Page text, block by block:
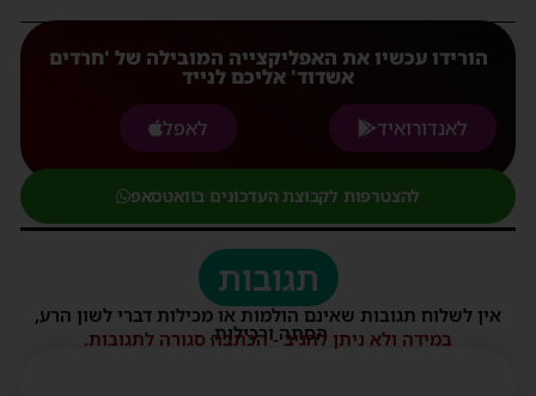
הורידו עכשיו את האפליקצייה המובילה של 'חרדים
אשדוד' אליכם לנייד
לאנדורואיד
לאפל
להצטרפות לקבוצת העדכונים בוואטסאפ
תגובות
אין לשלוח תגובות שאינם הולמות או מכילות דברי לשון הרע,
הסתה ורכילות.
במידה ולא ניתן להגיב - הכתבה סגורה לתגובות.